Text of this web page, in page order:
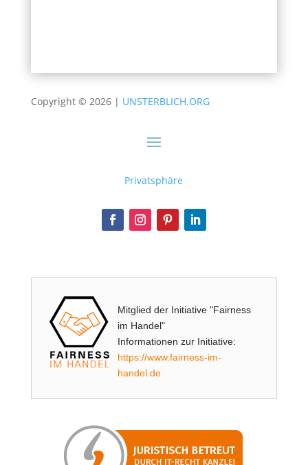
Copyright © 2026 | UNSTERBLICH.ORG
Privatsphäre
Mitglied der Initiative "Fairness
im Handel"
Informationen zur Initiative:
https://www.fairness-im-
handel.de